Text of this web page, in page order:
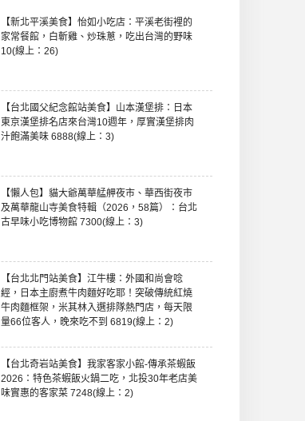
【新北平溪美食】怡如小吃店：平溪老街裡的
家常餐館，白斬雞、炒珠蔥，吃出台灣的野味
10(線上：26)
【台北國父紀念館站美食】山本漢堡排：日本
東京漢堡排名店來台灣10週年，厚實漢堡排肉
汁飽滿美味 6888(線上：3)
【懶人包】貓大爺萬華艋舺夜市、華西街夜市
及萬華龍山寺美食特輯（2026，58篇）：台北
古早味小吃博物館 7300(線上：3)
【台北北門站美食】江牛樓：外國和尚會唸
經，日本主廚煮牛肉麵好吃耶！突破傳統紅燒
牛肉麵框架，米其林入選排隊熱門店，每天限
量66位客人，晚來吃不到 6819(線上：2)
【台北奇岩站美食】我家客家小館-傳承茶蝦飯
2026：特色茶蝦飯火鍋二吃，北投30年老店美
味實惠的客家菜 7248(線上：2)